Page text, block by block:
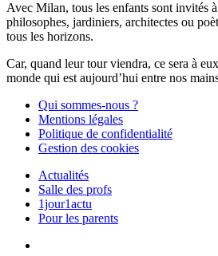
Avec Milan, tous les enfants sont invités
philosophes, jardiniers, architectes ou
tous les horizons.
Car, quand leur tour viendra, ce sera à
monde qui est aujourd’hui entre nos
Qui sommes-nous ?
Mentions légales
Politique de confidentialité
Gestion des cookies
Actualités
Salle des profs
1jour1actu
Pour les parents